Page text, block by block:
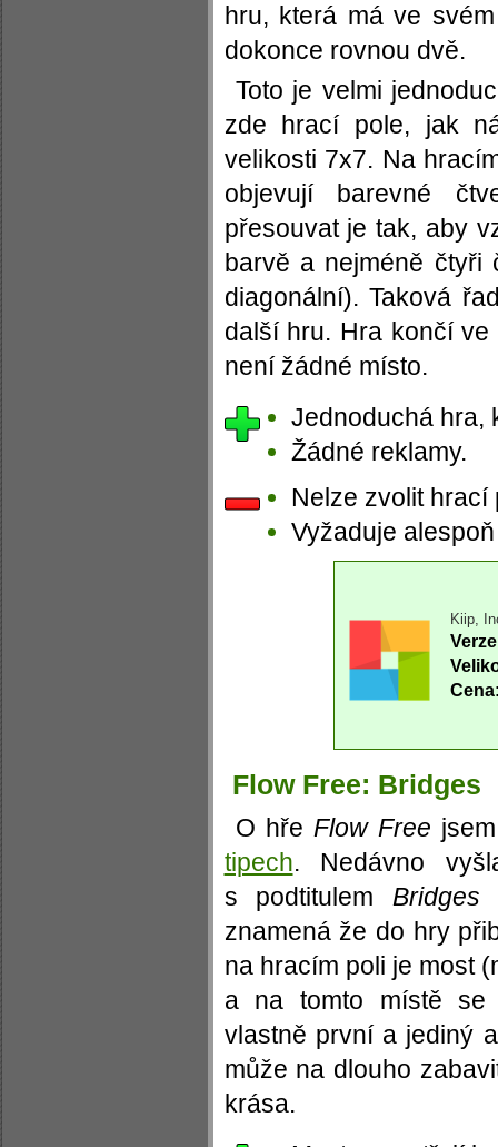
hru, která má ve
dokonce rovnou dvě.
Toto je velmi
zde hrací pole, jak
velikosti 7x7. Na
objevují barevné
přesouvat je tak, aby
barvě a nejméně čtyři
diagonální). Taková
další hru. Hra končí
není žádné místo.
Jednoduchá hra,
Žádné reklamy.
Nelze zvolit hrací
Vyžaduje
Kiip,
Flow Free: Bridges
O hře Flow Free
tipech. Nedávno
s podtitulem Bridges
znamená že do hry
na hracím poli je most
a na tomto místě se
vlastně první a jediný
může na dlouho
krása.